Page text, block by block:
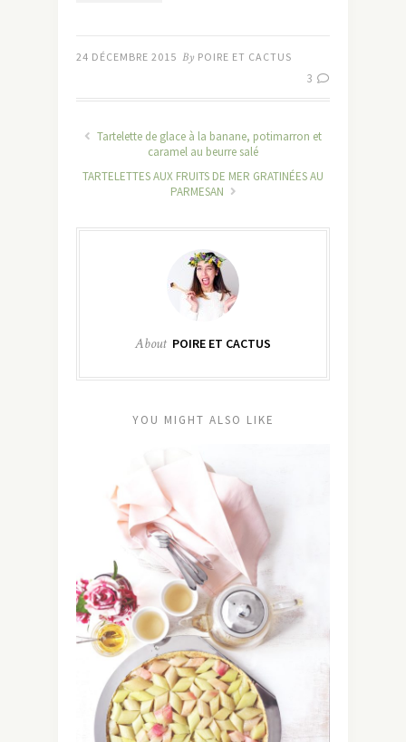
24 DÉCEMBRE 2015 By POIRE ET CACTUS
3
Tartelette de glace à la banane, potimarron et
caramel au beurre salé
TARTELETTES AUX FRUITS DE MER GRATINÉES AU
PARMESAN
About POIRE ET CACTUS
YOU MIGHT ALSO LIKE